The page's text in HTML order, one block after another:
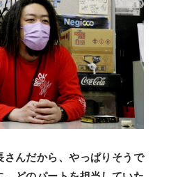
んだから、やっぱりそうで